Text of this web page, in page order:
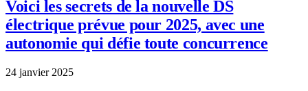
Voici les secrets de la nouvelle DS
électrique prévue pour 2025, avec une
autonomie qui défie toute concurrence
24 janvier 2025